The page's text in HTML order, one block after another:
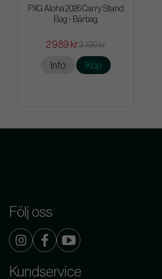
PXG Aloha 2026 Carry Stand
Bag - Bärbag
2 989 kr3 799 kr
Info Köp
Följ oss
Kundservice